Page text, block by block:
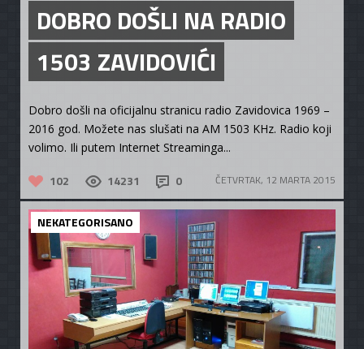
DOBRO DOŠLI NA RADIO
1503 ZAVIDOVIĆI
Dobro došli na oficijalnu stranicu radio Zavidovica 1969 –
2016 god. Možete nas slušati na AM 1503 KHz. Radio koji
volimo. Ili putem Internet Streaminga...
102 14231 0 ČETVRTAK, 12 MARTA 2015
NEKATEGORISANO